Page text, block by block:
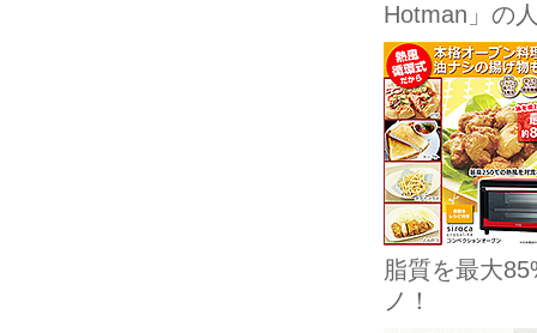
Hotman」の
脂質を最大
ノ！